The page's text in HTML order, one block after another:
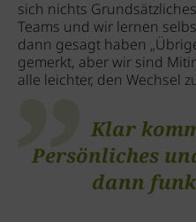
sich nichts
Teams und wir lernen
dann gesagt haben
gemerkt, aber wir sind
alle leichter, den Wechsel
Klar
Persönliches
dann